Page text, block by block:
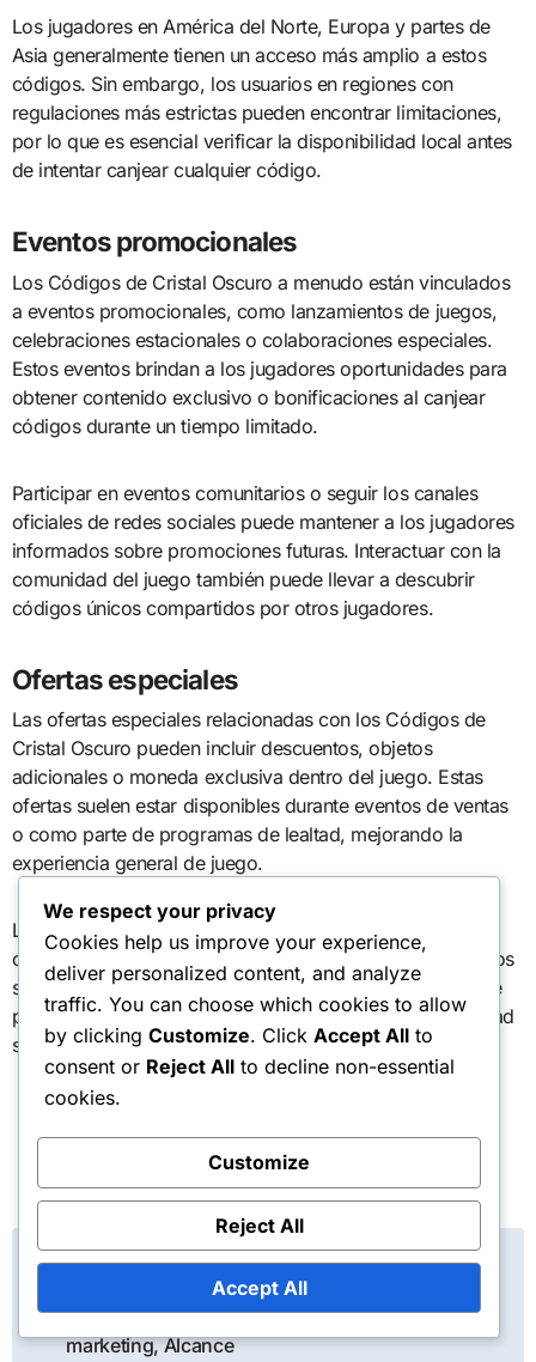
Los jugadores en América del Norte, Europa y partes de
Asia generalmente tienen un acceso más amplio a estos
códigos. Sin embargo, los usuarios en regiones con
regulaciones más estrictas pueden encontrar limitaciones,
por lo que es esencial verificar la disponibilidad local antes
de intentar canjear cualquier código.
Eventos promocionales
Los Códigos de Cristal Oscuro a menudo están vinculados
a eventos promocionales, como lanzamientos de juegos,
celebraciones estacionales o colaboraciones especiales.
Estos eventos brindan a los jugadores oportunidades para
obtener contenido exclusivo o bonificaciones al canjear
códigos durante un tiempo limitado.
Participar en eventos comunitarios o seguir los canales
oficiales de redes sociales puede mantener a los jugadores
informados sobre promociones futuras. Interactuar con la
comunidad del juego también puede llevar a descubrir
códigos únicos compartidos por otros jugadores.
Ofertas especiales
Las ofertas especiales relacionadas con los Códigos de
Cristal Oscuro pueden incluir descuentos, objetos
adicionales o moneda exclusiva dentro del juego. Estas
ofertas suelen estar disponibles durante eventos de ventas
o como parte de programas de lealtad, mejorando la
experiencia general de juego.
Los jugadores deben revisar regularmente el sitio web
oficial del juego o la tienda de su plataforma para anuncios
sobre ofertas especiales. Aprovechar estas ofertas puede
proporcionar ahorros significativos y mejorar la jugabilidad
sin costos adicionales.
Post Códigos de Dark
Crystal: Campañas
promocionales,
marketing, Alcance
We respect your privacy
Cookies help us improve your experience,
deliver personalized content, and analyze
traffic. You can choose which cookies to allow
by clicking Customize. Click Accept All to
consent or Reject All to decline non-essential
cookies.
Customize
Reject All
Accept All